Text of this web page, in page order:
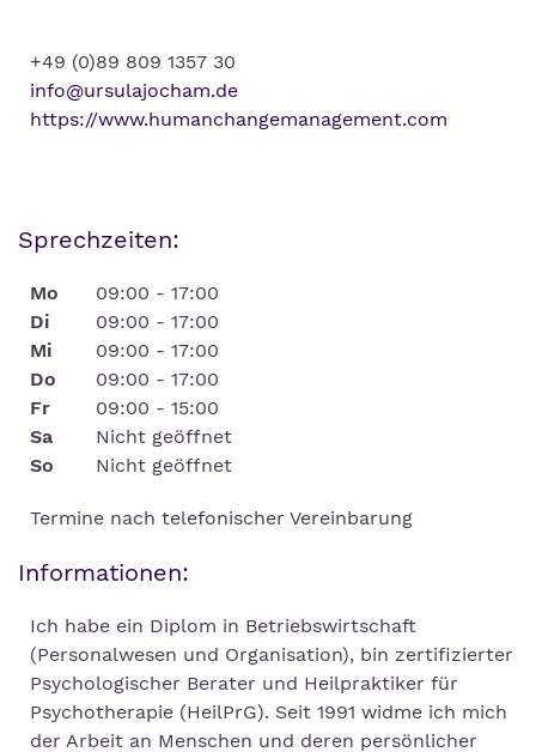
+49 (0)89 809 1357 30
info@ursulajocham.de
https://www.humanchangemanagement.com
Sprechzeiten:
Mo
09:00 - 17:00
Di
09:00 - 17:00
Mi
09:00 - 17:00
Do
09:00 - 17:00
Fr
09:00 - 15:00
Sa
Nicht geöffnet
So
Nicht geöffnet
Termine nach telefonischer Vereinbarung
Informationen:
Ich habe ein Diplom in Betriebswirtschaft
(Personalwesen und Organisation), bin zertifizierter
Psychologischer Berater und Heilpraktiker für
Psychotherapie (HeilPrG). Seit 1991 widme ich mich
der Arbeit an Menschen und deren persönlicher